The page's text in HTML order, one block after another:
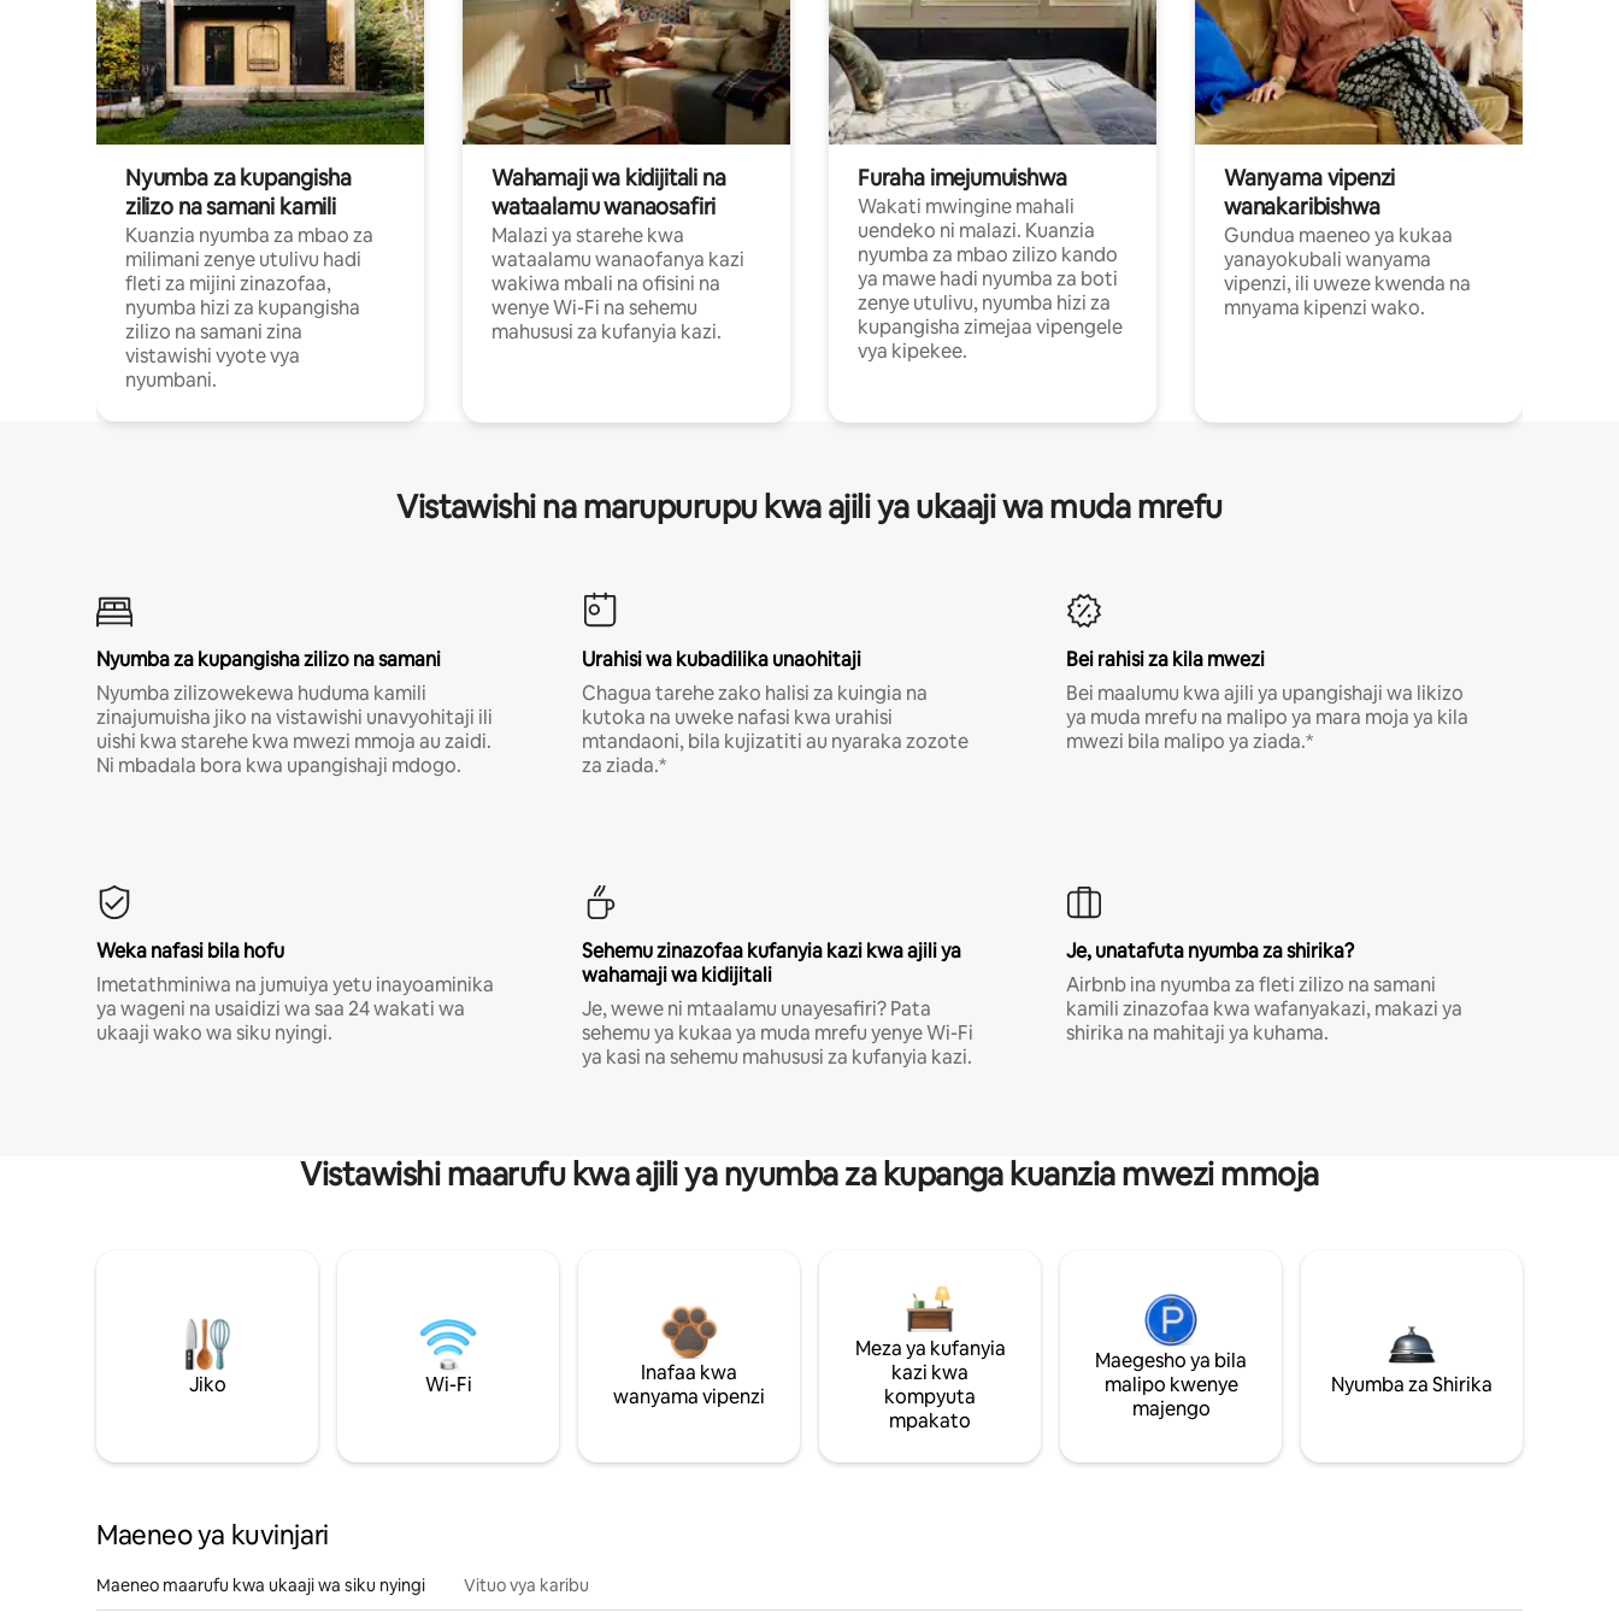
Nyumba za kupangisha
zilizo na samani kamili
Kuanzia nyumba za mbao za
milimani zenye utulivu hadi
fleti za mijini zinazofaa,
nyumba hizi za kupangisha
zilizo na samani zina
vistawishi vyote vya
nyumbani.
Wahamaji wa kidijitali na
wataalamu wanaosafiri
Malazi ya starehe kwa
wataalamu wanaofanya kazi
wakiwa mbali na ofisini na
wenye Wi-Fi na sehemu
mahususi za kufanyia kazi.
Furaha imejumuishwa
Wakati mwingine mahali
uendeko ni malazi. Kuanzia
nyumba za mbao zilizo kando
ya mawe hadi nyumba za boti
zenye utulivu, nyumba hizi za
kupangisha zimejaa vipengele
vya kipekee.
Wanyama vipenzi
wanakaribishwa
Gundua maeneo ya kukaa
yanayokubali wanyama
vipenzi, ili uweze kwenda na
mnyama kipenzi wako.
Vistawishi na marupurupu kwa ajili ya ukaaji wa muda mrefu
Nyumba za kupangisha zilizo na samani
Nyumba zilizowekewa huduma kamili
zinajumuisha jiko na vistawishi unavyohitaji ili
uishi kwa starehe kwa mwezi mmoja au zaidi.
Ni mbadala bora kwa upangishaji mdogo.
Urahisi wa kubadilika unaohitaji
Chagua tarehe zako halisi za kuingia na
kutoka na uweke nafasi kwa urahisi
mtandaoni, bila kujizatiti au nyaraka zozote
za ziada.*
Bei rahisi za kila mwezi
Bei maalumu kwa ajili ya upangishaji wa likizo
ya muda mrefu na malipo ya mara moja ya kila
mwezi bila malipo ya ziada.*
Weka nafasi bila hofu
Imetathminiwa na jumuiya yetu inayoaminika
ya wageni na usaidizi wa saa 24 wakati wa
ukaaji wako wa siku nyingi.
Sehemu zinazofaa kufanyia kazi kwa ajili ya
wahamaji wa kidijitali
Je, wewe ni mtaalamu unayesafiri? Pata
sehemu ya kukaa ya muda mrefu yenye Wi-Fi
ya kasi na sehemu mahususi za kufanyia kazi.
Je, unatafuta nyumba za shirika?
Airbnb ina nyumba za fleti zilizo na samani
kamili zinazofaa kwa wafanyakazi, makazi ya
shirika na mahitaji ya kuhama.
Vistawishi maarufu kwa ajili ya nyumba za kupanga kuanzia mwezi mmoja
Jiko Wi-Fi
Inafaa kwa
wanyama vipenzi
Meza ya kufanyia
kazi kwa
kompyuta
mpakato
Maegesho ya bila
malipo kwenye
majengo
Nyumba za Shirika
Maeneo ya kuvinjari
Maeneo maarufu kwa ukaaji wa siku nyingi Vituo vya karibu